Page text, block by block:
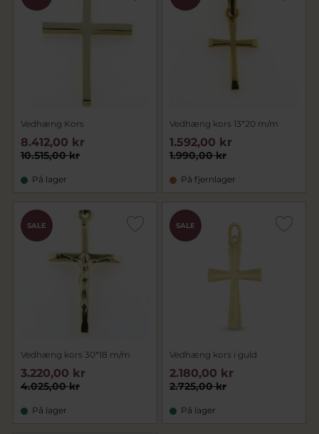
Vedhæng Kors
10.515,00 kr
8.412,00 kr
På lager
Vedhæng kors 13*20 m/m
1.990,00 kr
1.592,00 kr
På fjernlager
SALE
Vedhæng kors 30*18 m/m
4.025,00 kr
3.220,00 kr
På lager
SALE
Vedhæng kors i guld
2.725,00 kr
2.180,00 kr
På lager